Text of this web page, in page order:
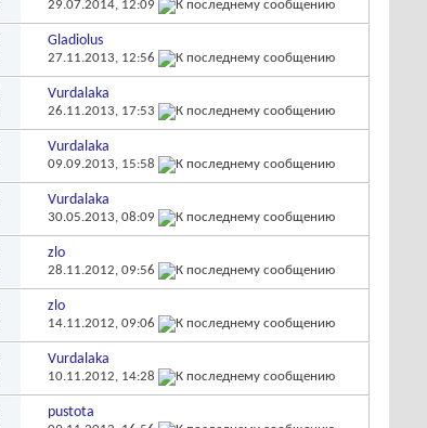
29.07.2014, 12:09
Gladiolus
27.11.2013, 12:56
Vurdalaka
26.11.2013, 17:53
Vurdalaka
09.09.2013, 15:58
Vurdalaka
30.05.2013, 08:09
zlo
28.11.2012, 09:56
zlo
14.11.2012, 09:06
Vurdalaka
10.11.2012, 14:28
pustota